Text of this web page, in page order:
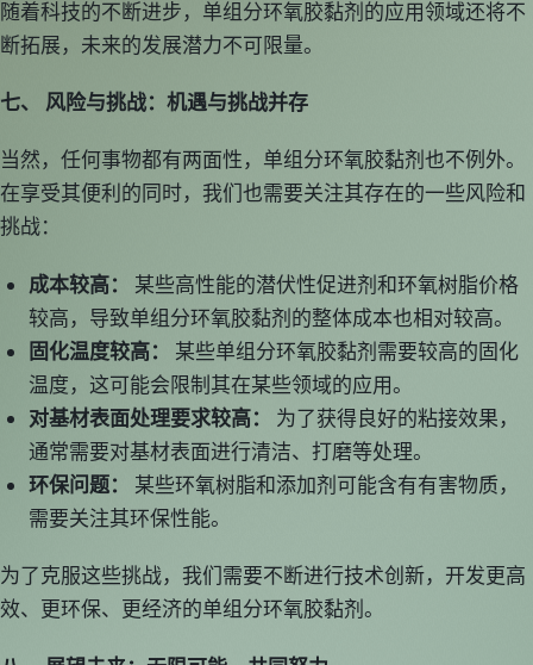
随着科技的不断进步，单组分环氧胶黏剂的应用领域还将不
断拓展，未来的发展潜力不可限量。
七、 风险与挑战：机遇与挑战并存
当然，任何事物都有两面性，单组分环氧胶黏剂也不例外。
在享受其便利的同时，我们也需要关注其存在的一些风险和
挑战：
成本较高：
某些高性能的潜伏性促进剂和环氧树脂价格
较高，导致单组分环氧胶黏剂的整体成本也相对较高。
固化温度较高：
某些单组分环氧胶黏剂需要较高的固化
温度，这可能会限制其在某些领域的应用。
对基材表面处理要求较高：
为了获得良好的粘接效果，
通常需要对基材表面进行清洁、打磨等处理。
环保问题：
某些环氧树脂和添加剂可能含有有害物质，
需要关注其环保性能。
为了克服这些挑战，我们需要不断进行技术创新，开发更高
效、更环保、更经济的单组分环氧胶黏剂。